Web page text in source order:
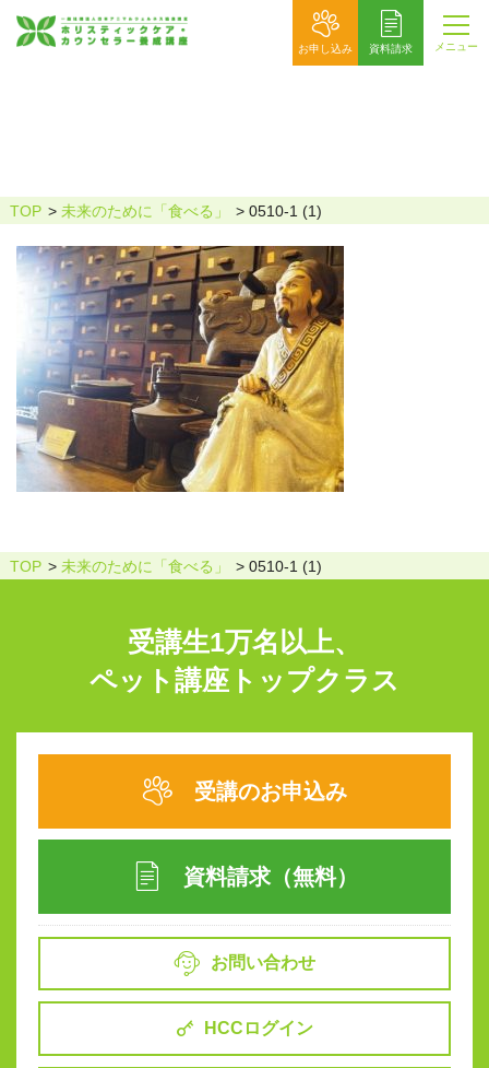
お申し込み 資料請求 メニュー
TOP 未来のために「食べる」 0510-1 (1)
TOP 未来のために「食べる」 0510-1 (1)
受講生1万名以上、
ペット講座トップクラス
受講のお申込み
資料請求（無料）
お問い合わせ
HCCログイン